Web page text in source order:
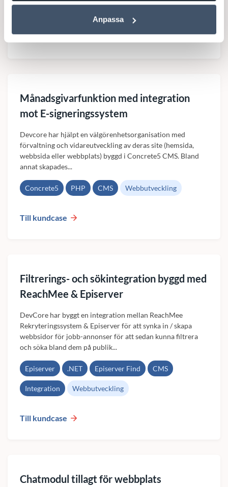
Anpassa
HTML5 Webbutveckling
Till kundcase
Månadsgivarfunktion med integration
mot E-signeringssystem
Devcore har hjälpt en välgörenhetsorganisation med
förvaltning och vidareutveckling av deras site (hemsida,
webbsida eller webbplats) byggd i Concrete5 CMS. Bland
annat skapades...
Concrete5 PHP CMS Webbutveckling
Till kundcase
Filtrerings- och sökintegration byggd med
ReachMee & Episerver
DevCore har byggt en integration mellan ReachMee
Rekryteringssystem & Episerver för att synka in / skapa
webbsidor för jobb-annonser för att sedan kunna filtrera
och söka bland dem på publik...
Episerver .NET Episerver Find CMS
Integration Webbutveckling
Till kundcase
Chatmodul tillagt för webbplats